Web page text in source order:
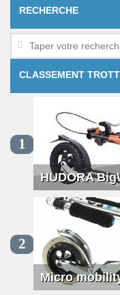
RECHERCHE
CLASSEMENT
1
HUDORA
2
Micro